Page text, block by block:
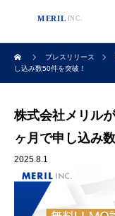
プレスリリース
し込み数50件を突破！
株式会社メリル
ヶ月で申し込み
2025.8.1